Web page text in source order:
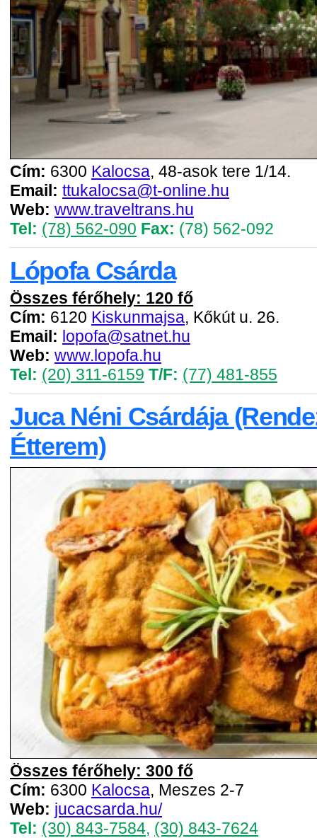
Cím: 6300 Kalocsa, 48-asok tere 1/14.
Email: ttukalocsa@t-online.hu
Web: www.traveltrans.hu
Tel: (78) 562-090 Fax: (78) 562-092
Lópofa Csárda
Összes férőhely: 120 fő
Cím: 6120 Kiskunmajsa, Kőkút u. 26.
Email: lopofa@satnet.hu
Web: www.lopofa.hu
Tel: (20) 311-6159 T/F: (77) 481-855
Juca Néni Csárdája
Étterem)
Összes férőhely: 300 fő
Cím: 6300 Kalocsa, Meszes 2-7
Web: jucacsarda.hu/
Tel: (30) 843-7584‬, (30) 843-7624